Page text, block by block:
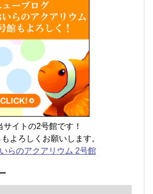
サイトの2号館です！
よろしくお願いします。
らのアクアリウム 2号館